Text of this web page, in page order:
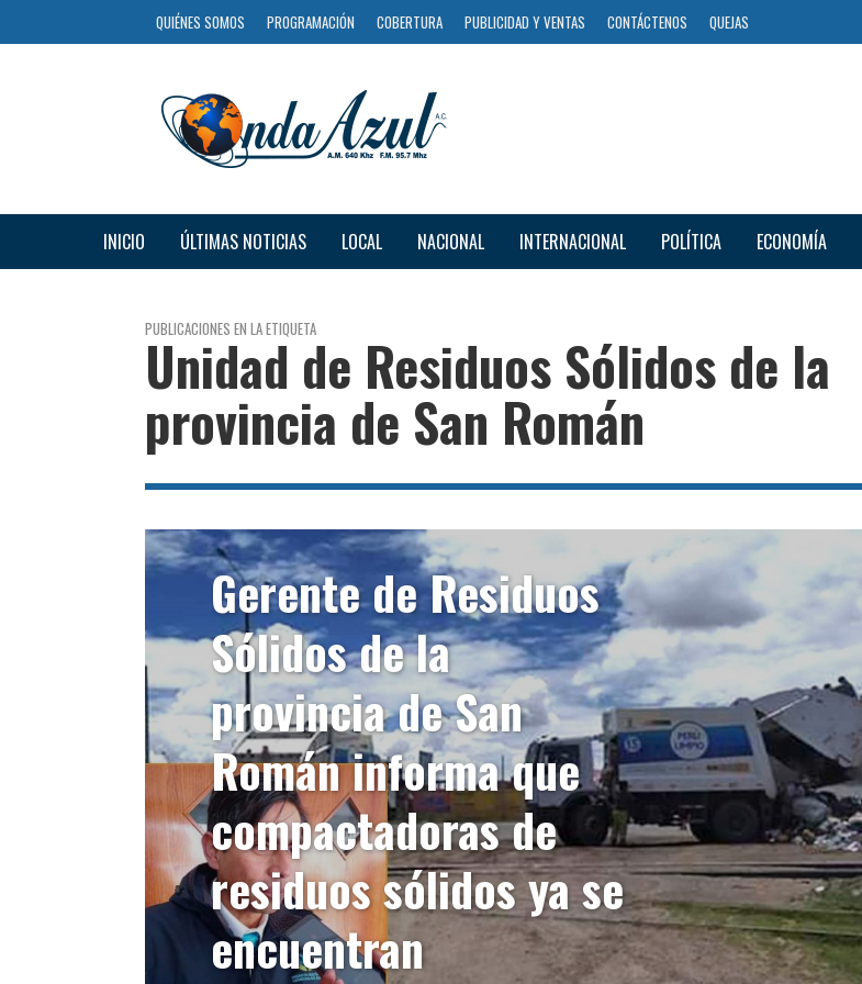
QUIÉNES SOMOS PROGRAMACIÓN COBERTURA PUBLICIDAD Y VENTAS CONTÁCTENOS QUEJAS
INICIO ÚLTIMAS NOTICIAS LOCAL NACIONAL INTERNACIONAL POLÍTICA ECONOMÍA
PUBLICACIONES EN LA ETIQUETA
Unidad de Residuos Sólidos de la
provincia de San Román
Gerente de Residuos
Sólidos de la
provincia de San
Román informa que
compactadoras de
residuos sólidos ya se
encuentran